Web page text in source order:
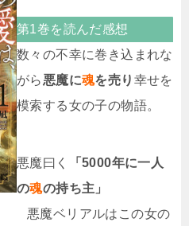
第1巻を読んだ感想
数々の不幸に巻き込まれな
がら 悪魔に魂を売り 幸せを
模索する女の子の物語。
悪魔曰く
「5000年に一人
の魂の持ち主」
悪魔ベリアルはこの女の